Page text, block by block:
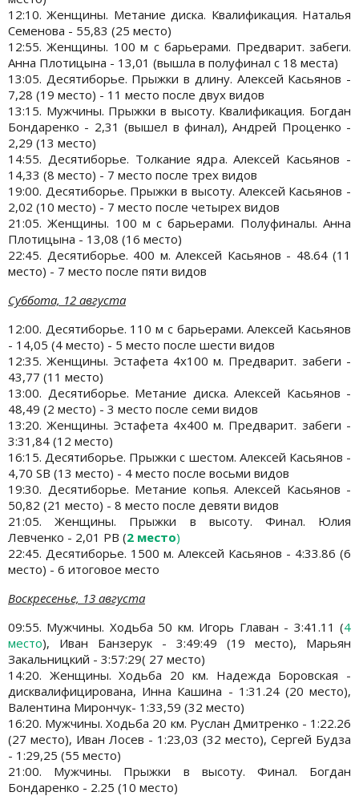
12:10. Женщины. Метание диска. Квалификация. Наталья
Семенова - 55,83 (25 место)
12:55. Женщины. 100 м с барьерами. Предварит. забеги.
Анна Плотицына - 13,01 (вышла в полуфинал с 18 места)
13:05. Десятиборье. Прыжки в длину. Алексей Касьянов -
7,28 (19 место) - 11 место после двух видов
13:15. Мужчины. Прыжки в высоту. Квалификация. Богдан
Бондаренко - 2,31 (вышел в финал), Андрей Проценко -
2,29 (13 место)
14:55. Десятиборье. Толкание ядра. Алексей Касьянов -
14,33 (8 место) - 7 место после трех видов
19:00. Десятиборье. Прыжки в высоту. Алексей Касьянов -
2,02 (10 место) - 7 место после четырех видов
21:05. Женщины. 100 м с барьерами. Полуфиналы. Анна
Плотицына - 13,08 (16 место)
22:45. Десятиборье. 400 м. Алексей Касьянов - 48.64 (11
место) - 7 место после пяти видов
Суббота, 12 августа
12:00. Десятиборье. 110 м с барьерами. Алексей Касьянов
- 14,05 (4 место) - 5 место после шести видов
12:35. Женщины. Эстафета 4x100 м. Предварит. забеги -
43,77 (11 место)
13:00. Десятиборье. Метание диска. Алексей Касьянов -
48,49 (2 место) - 3 место после семи видов
13:20. Женщины. Эстафета 4x400 м. Предварит. забеги -
3:31,84 (12 место)
16:15. Десятиборье. Прыжки с шестом. Алексей Касьянов -
4,70 SB (13 место) - 4 место после восьми видов
19:30. Десятиборье. Метание копья. Алексей Касьянов -
50,82 (21 место) - 8 место после девяти видов
21:05. Женщины. Прыжки в высоту. Финал. Юлия
Левченко - 2,01 PB (2 место)
22:45. Десятиборье. 1500 м. Алексей Касьянов - 4:33.86 (6
место) - 6 итоговое место
Воскресенье, 13 августа
09:55. Мужчины. Ходьба 50 км. Игорь Главан - 3:41.11 (4
место), Иван Банзерук - 3:49:49 (19 место), Марьян
Закальницкий - 3:57:29( 27 место)
14:20. Женщины. Ходьба 20 км. Надежда Боровская -
дисквалифицирована, Инна Кашина - 1:31.24 (20 место),
Валентина Мирончук- 1:33,59 (32 место)
16:20. Мужчины. Ходьба 20 км. Руслан Дмитренко - 1:22.26
(27 место), Иван Лосев - 1:23,03 (32 место), Сергей Будза
- 1:29,25 (55 место)
21:00. Мужчины. Прыжки в высоту. Финал. Богдан
Бондаренко - 2.25 (10 место)